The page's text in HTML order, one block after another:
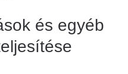
és egyéb